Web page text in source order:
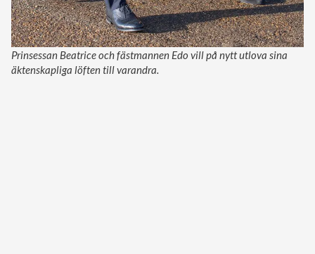
Prinsessan Beatrice och fästmannen Edo vill på nytt utlova sina
äktenskapliga löften till varandra.